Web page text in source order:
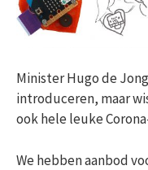
Minister Hugo de
introduceren, maar
ook hele leuke
We hebben aanbod